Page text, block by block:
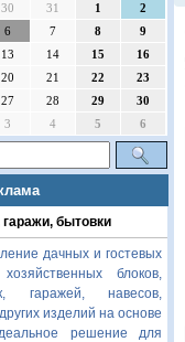
30 31 1
2
6 7 8
9
13 14 15
16
20 21 22
23
27 28 29
30
3 4 5 6
бытовки
дачных и гостевых
блоков,
гаражей, навесов,
изделий на основе
решение для